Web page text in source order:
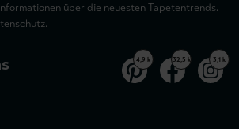
über die neuesten Tapetentrends.
4,9 k 32,5 k 3,1 k